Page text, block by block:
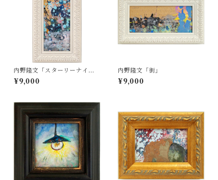
内野隆文「スターリーナイ
ト」
¥9,000
内野隆文「街」
¥9,000